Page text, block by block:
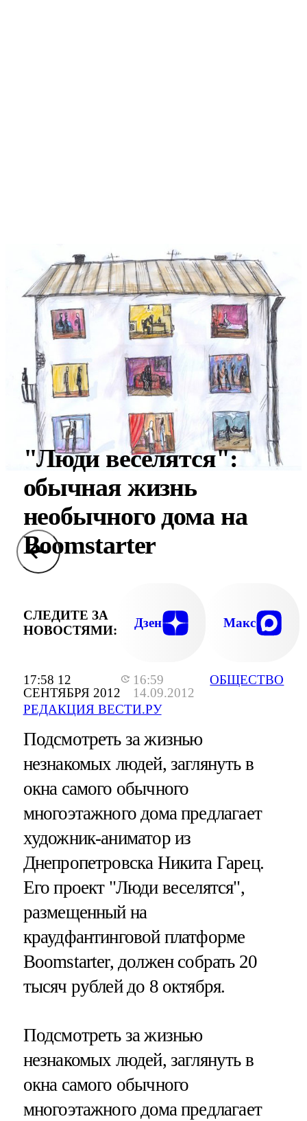
17:58 12
СЕНТЯБРЯ 2012
16:59
14.09.2012
РЕДАКЦИЯ ВЕСТИ.РУ
ОБЩЕСТВО
"Люди веселятся":
обычная жизнь
необычного дома на
Boomstarter
СЛЕДИТЕ ЗА
НОВОСТЯМИ:
Дзен Макс
Подсмотреть за жизнью
незнакомых людей, заглянуть в
окна самого обычного
многоэтажного дома предлагает
художник-аниматор из
Днепропетровска Никита Гарец.
Его проект "Люди веселятся",
размещенный на
краудфантинговой платформе
Boomstarter, должен собрать 20
тысяч рублей до 8 октября.
Подсмотреть за жизнью
незнакомых людей, заглянуть в
окна самого обычного
многоэтажного дома предлагает